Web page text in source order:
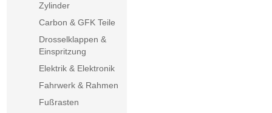
Zylinder
Carbon & GFK Teile
Drosselklappen &
Einspritzung
Elektrik & Elektronik
Fahrwerk & Rahmen
Fußrasten